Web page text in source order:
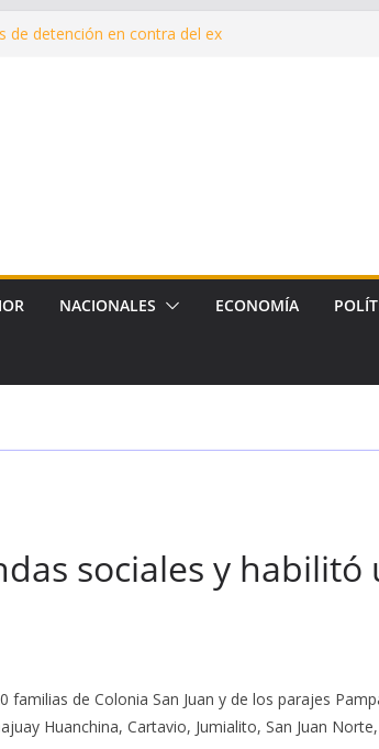
de detención en contra del ex
y después del embarazo
de Malvinas en el corazón
reposición de más de 120
Tradición y Smata
NACIONALES ECONOMÍA
sociales y habilitó
familias de Colonia San Juan y de los parajes
Huanchina, Cartavio, Jumialito, San Juan